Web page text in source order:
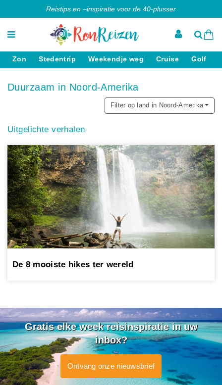
Reistips en –inspiratie voor de 40-plusser
Zon Stedentrip Weekendje weg Cruise Golf
Duurzaam in Noord-Amerika
Filter op land in Noord-Amerika
Uitgelichte verhalen
De 8 mooiste hikes ter wereld
Gratis elke week reisinspiratie in uw
inbox?
Ontvang onze nieuwsbrief